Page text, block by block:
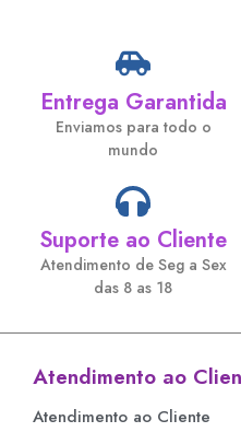
Entrega Garantida
Enviamos para todo o
mundo
Suporte ao Cliente
Atendimento de Seg a Sex
das 8 as 18
Atendimento ao
Atendimento ao Cliente